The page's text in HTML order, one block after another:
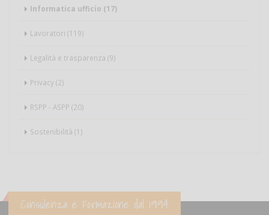
Informatica ufficio (17)
Lavoratori (119)
Legalità e trasparenza (9)
Privacy (2)
RSPP - ASPP (20)
Sostenibilità (1)
Consulenza e Formazione dal 1994